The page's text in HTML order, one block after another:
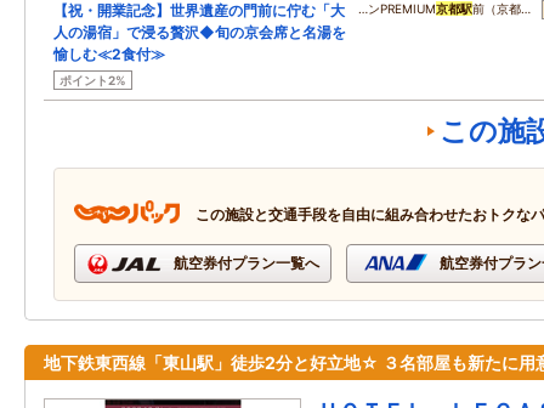
【祝・開業記念】世界遺産の門前に佇む「大
人の湯宿」で浸る贅沢◆旬の京会席と名湯を
愉しむ≪2食付≫
ポイント2%
…ンPREMIUM京都駅前（京都…
この施
この施設と交通手段を自由に組み合わせたおトクな
航空券付プラン一覧へ 航空券付プラ
地下鉄東西線「東山駅」徒歩2分と好立地☆ ３名部屋も新たに用